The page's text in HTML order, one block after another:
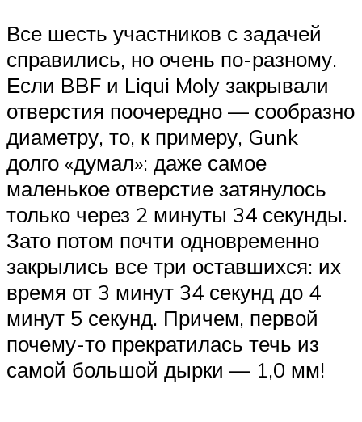
Все шесть участников с задачей
справились, но очень по-разному.
Если BBF и Liqui Moly закрывали
отверстия поочередно — сообразно
диаметру, то, к примеру, Gunk
долго «думал»: даже самое
маленькое отверстие затянулось
только через 2 минуты 34 секунды.
Зато потом почти одновременно
закрылись все три оставшихся: их
время от 3 минут 34 секунд до 4
минут 5 секунд. Причем, первой
почему-то прекратилась течь из
самой большой дырки — 1,0 мм!